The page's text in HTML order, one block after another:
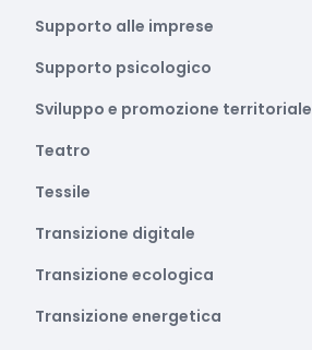
Supporto alle imprese
Supporto psicologico
Sviluppo e promozione territoriale
Teatro
Tessile
Transizione digitale
Transizione ecologica
Transizione energetica